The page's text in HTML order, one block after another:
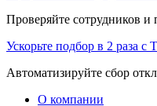
Проверяйте сотрудников
Ускорьте подбор в 2 раза с
Автоматизируйте сбор
О компании